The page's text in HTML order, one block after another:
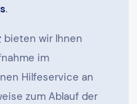
.
bieten wir Ihnen
im
Hilfeservice an
zum Ablauf der